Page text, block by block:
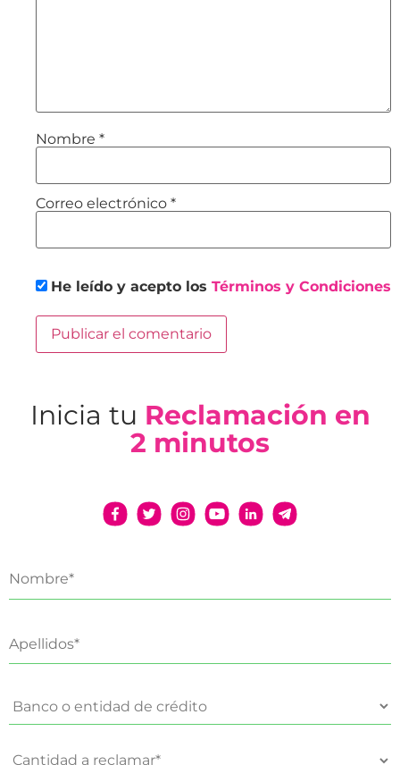
Nombre *
Correo electrónico *
He leído y acepto los Términos y Condiciones
Inicia tu Reclamación en
2 minutos